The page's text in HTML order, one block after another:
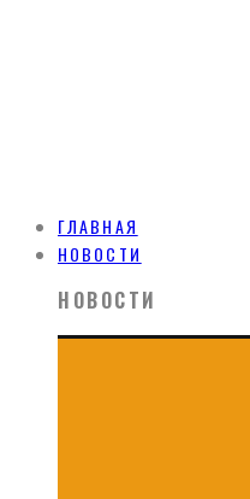
ГЛАВНАЯ
НОВОСТИ
НОВОСТИ